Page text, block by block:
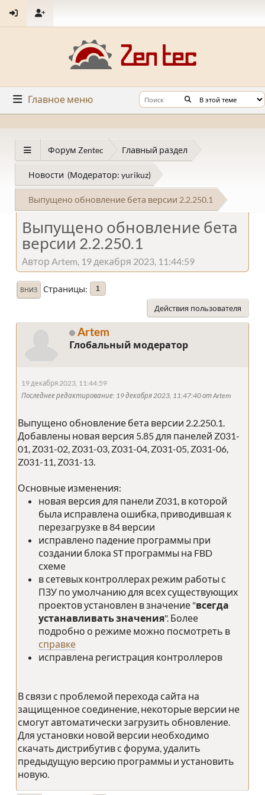
Главное меню
Форум Zentec Главный раздел
Новости (Модератор: yurikuz)
Выпущено обновление бета версии 2.2.250.1
Выпущено обновление бета
версии 2.2.250.1
Автор Artem, 19 декабря 2023, 11:44:59
ВНИЗ Страницы 1
Действия пользователя
Artem
Глобальный модератор
19 декабря 2023, 11:44:59
Последнее редактирование: 19 декабря 2023, 11:47:40 от Artem
Выпущено обновление бета версии 2.2.250.1.
Добавлены новая версия 5.85 для панелей Z031-
01, Z031-02, Z031-03, Z031-04, Z031-05, Z031-06,
Z031-11, Z031-13.
Основные изменения:
новая версия для панели Z031, в которой
была исправлена ошибка, приводившая к
перезагрузке в 84 версии
исправлено падение программы при
создании блока ST программы на FBD
схеме
в сетевых контроллерах режим работы с
ПЗУ по умолчанию для всех существующих
проектов установлен в значение "всегда
устанавливать значения". Более
подробно о режиме можно посмотреть в
справке
исправлена регистрация контроллеров
В связи с проблемой перехода сайта на
защищенное соединение, некоторые версии не
смогут автоматически загрузить обновление.
Для установки новой версии необходимо
скачать дистрибутив с форума, удалить
предыдущую версию программы и установить
новую.